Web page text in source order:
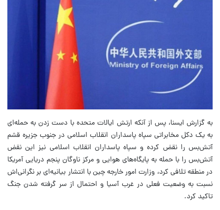
به گزارش ایسنا، پس از آنکه ارتش ایالات متحده با دست زدن به حمله‌ای
به یک دکل مخابراتی سپاه پاسداران انقلاب اسلامی در جنوب جزیره قشم
آتش‌بس را نقض کرده و سپاه پاسداران انقلاب اسلامی نیز این نقض
آتش‌بس را با حمله به پایگاه‌های هوایی و مرکز ناوگان پنجم دریایی آمریکا
در منطقه تلافی کرد، وزارت امور خارجه چین با انتشار بیانیه‌ای بر نگرانی‌اش
نسبت به وضعیت فعلی در غرب آسیا و احتمال از سر گرفته شدن جنگ
تاکید کرد.